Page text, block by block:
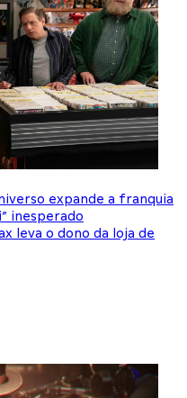
expande a franquia
inesperado
leva o dono da loja de